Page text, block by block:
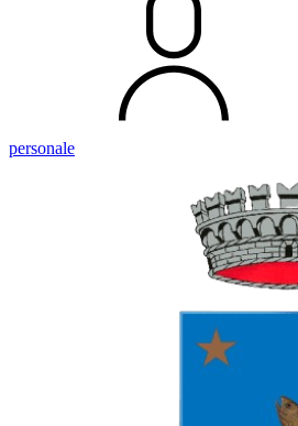
personale